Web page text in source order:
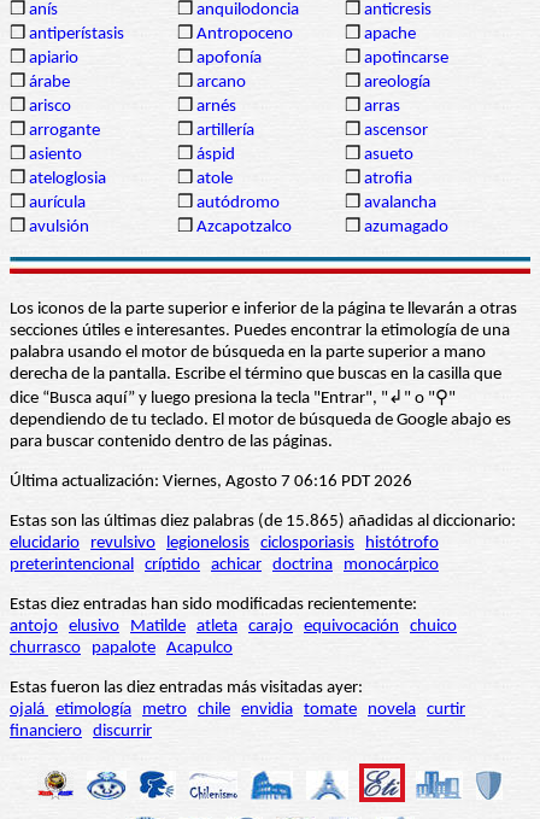
❒ anís ❒ anquilodoncia ❒ anticresis
❒ antiperístasis ❒ Antropoceno ❒ apache
❒ apiario ❒ apofonía ❒ apotincarse
❒ árabe ❒ arcano ❒ areología
❒ arisco ❒ arnés ❒ arras
❒ arrogante ❒ artillería ❒ ascensor
❒ asiento ❒ áspid ❒ asueto
❒ ateloglosia ❒ atole ❒ atrofia
❒ aurícula ❒ autódromo ❒ avalancha
❒ avulsión ❒ Azcapotzalco ❒ azumagado
Los iconos de la parte superior e inferior de la página te llevarán a otras
secciones útiles e interesantes. Puedes encontrar la etimología de una
palabra usando el motor de búsqueda en la parte superior a mano
derecha de la pantalla. Escribe el término que buscas en la casilla que
dice “Busca aquí” y luego presiona la tecla "Entrar", "↲" o "⚲"
dependiendo de tu teclado. El motor de búsqueda de Google abajo es
para buscar contenido dentro de las páginas.
Última actualización: Viernes, Agosto 7 06:16 PDT 2026
Estas son las últimas diez palabras (de 15.865) añadidas al diccionario:
elucidario
revulsivo legionelosis ciclosporiasis
histótrofo
preterintencional críptido achicar doctrina monocárpico
Estas diez entradas han sido modificadas recientemente:
antojo elusivo Matilde atleta carajo equivocación
chuico
churrasco
papalote Acapulco
Estas fueron las diez entradas más visitadas ayer:
ojalá etimología metro chile envidia tomate novela curtir
financiero discurrir